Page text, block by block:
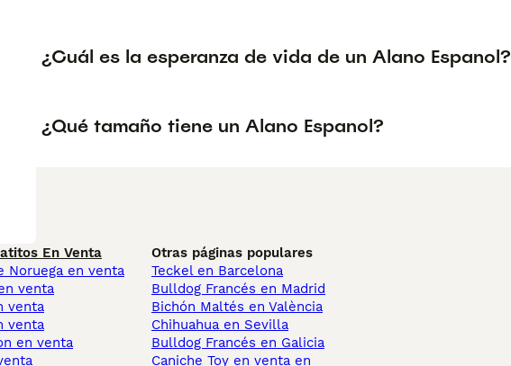
¿Cuál es la esperanza de vida de un Alano Espanol?
¿Qué tamaño tiene un Alano Espanol?
En Venta
Noruega en venta
venta
venta
venta
en venta
Otras páginas populares
Teckel en Barcelona
Bulldog Francés en Madrid
Bichón Maltés en València
Chihuahua en Sevilla
Bulldog Francés en Galicia
Caniche Toy en venta en